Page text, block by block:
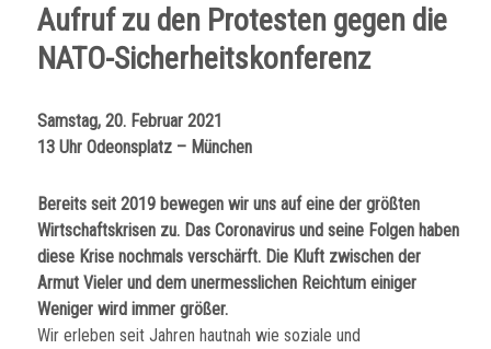
Aufruf zu den Protesten gegen die
NATO-Sicherheitskonferenz
Samstag, 20. Februar 2021
13 Uhr Odeonsplatz – München
Bereits seit 2019 bewegen wir uns auf eine der größten
Wirtschaftskrisen zu. Das Coronavirus und seine Folgen haben
diese Krise nochmals verschärft. Die Kluft zwischen der
Armut Vieler und dem unermesslichen Reichtum einiger
Weniger wird immer größer.
Wir erleben seit Jahren hautnah wie soziale und